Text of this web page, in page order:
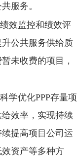
服务。
效监控和绩效评
公共服务供给质
未收费的项目，
学优化PPP存量项
效率，实现持续
提高项目公司运
资产等多种方